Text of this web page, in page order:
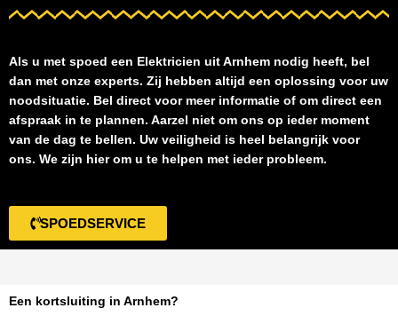
Als u met spoed een Elektricien uit Arnhem nodig heeft, bel
dan met onze experts. Zij hebben altijd een oplossing voor uw
noodsituatie. Bel direct voor meer informatie of om direct een
afspraak in te plannen. Aarzel niet om ons op ieder moment
van de dag te bellen. Uw veiligheid is heel belangrijk voor
ons. We zijn hier om u te helpen met ieder probleem.
SPOEDSERVICE
Een kortsluiting in Arnhem?